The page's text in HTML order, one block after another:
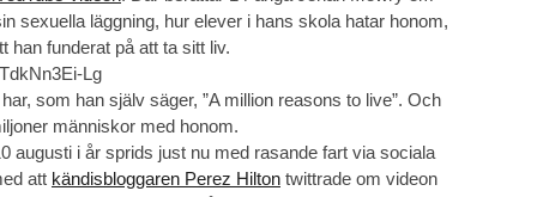
sexuella läggning, hur elever i hans skola hatar honom,
han funderat på att ta sitt liv.
Lg
som han själv säger, ”A million reasons to live”. Och
människor med honom.
augusti i år sprids just nu med rasande fart via sociala
att kändisbloggaren Perez Hilton twittrade om videon